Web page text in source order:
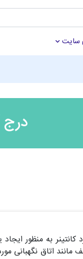
سایت
درج
به منظور
اتاق نگهبانی مورد